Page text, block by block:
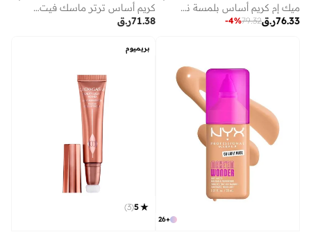
ميك إم كريم أساس بلمسة نهائية مطفية رمل فاتح
ر.ق76.33
79.32
-4%
كريم أساس ترتر ماسك فيت ريد كوشن - فير فانيلا 17 ان - 4.5 جرام
ر.ق71.38
+
26
بريميوم
5
(
3
)